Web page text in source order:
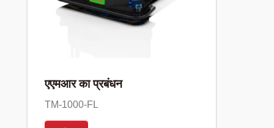
एएमआर का प्रबंधन
TM-1000-FL